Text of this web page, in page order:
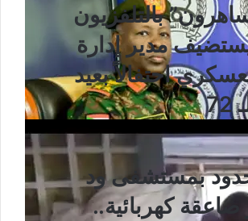
بالتلفزيون
مدير إدارة
احتفالاً بعيد
بمستشفى ود
كهربائية..